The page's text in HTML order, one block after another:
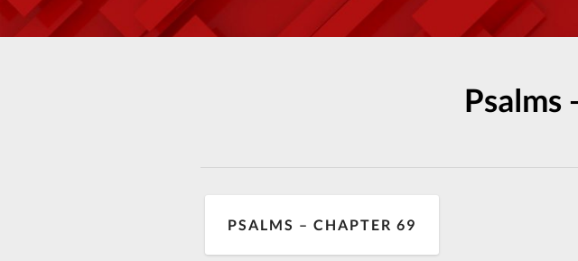
Psalms
PSALMS – CHAPTER 69